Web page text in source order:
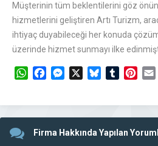
Müşterinin tüm beklentilerini göz
hizmetlerini geliştiren Artı Turizm,
ihtiyaç duyabileceği her konuda
üzerinde hizmet sunmayı ilke
WhatsAppFacebookMessengerBlueskyTumblr
Firma Hakkında Yapılan